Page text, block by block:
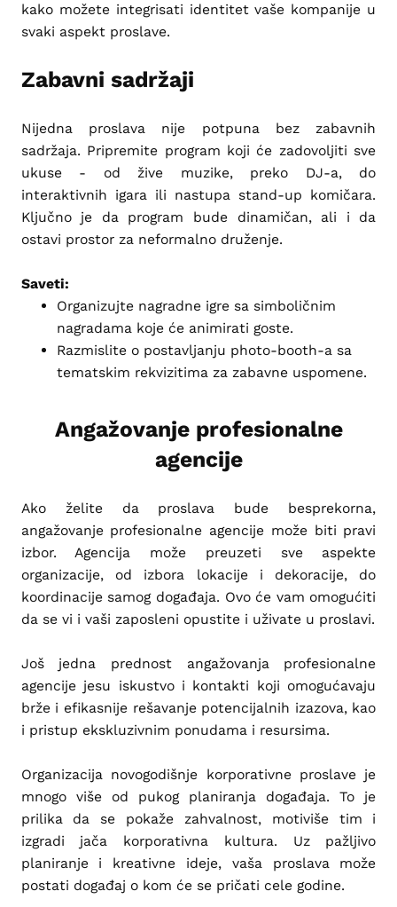
kako možete integrisati identitet vaše kompanije u
svaki aspekt proslave.
Zabavni sadržaji
Nijedna proslava nije potpuna bez zabavnih
sadržaja. Pripremite program koji će zadovoljiti sve
ukuse - od žive muzike, preko DJ-a, do
interaktivnih igara ili nastupa stand-up komičara.
Ključno je da program bude dinamičan, ali i da
ostavi prostor za neformalno druženje.
Saveti:
Organizujte nagradne igre sa simboličnim
nagradama koje će animirati goste.
Razmislite o postavljanju photo-booth-a sa
tematskim rekvizitima za zabavne uspomene.
Angažovanje profesionalne
agencije
Ako želite da proslava bude besprekorna,
angažovanje profesionalne agencije može biti pravi
izbor. Agencija može preuzeti sve aspekte
organizacije, od izbora lokacije i dekoracije, do
koordinacije samog događaja. Ovo će vam omogućiti
da se vi i vaši zaposleni opustite i uživate u proslavi.
Još jedna prednost angažovanja profesionalne
agencije jesu iskustvo i kontakti koji omogućavaju
brže i efikasnije rešavanje potencijalnih izazova, kao
i pristup ekskluzivnim ponudama i resursima.
Organizacija novogodišnje korporativne proslave je
mnogo više od pukog planiranja događaja. To je
prilika da se pokaže zahvalnost, motiviše tim i
izgradi jača korporativna kultura. Uz pažljivo
planiranje i kreativne ideje, vaša proslava može
postati događaj o kom će se pričati cele godine.